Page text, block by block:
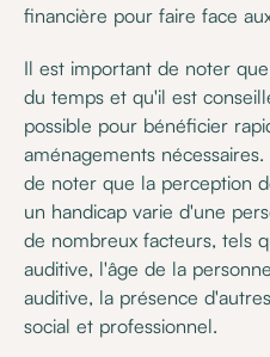
financière pour faire face
Il est important de noter
du temps et qu'il est
possible pour bénéficier
aménagements
de noter que la perception
un handicap varie d'une
de nombreux facteurs, tels
auditive, l'âge de la
auditive, la présence
social et professionnel.